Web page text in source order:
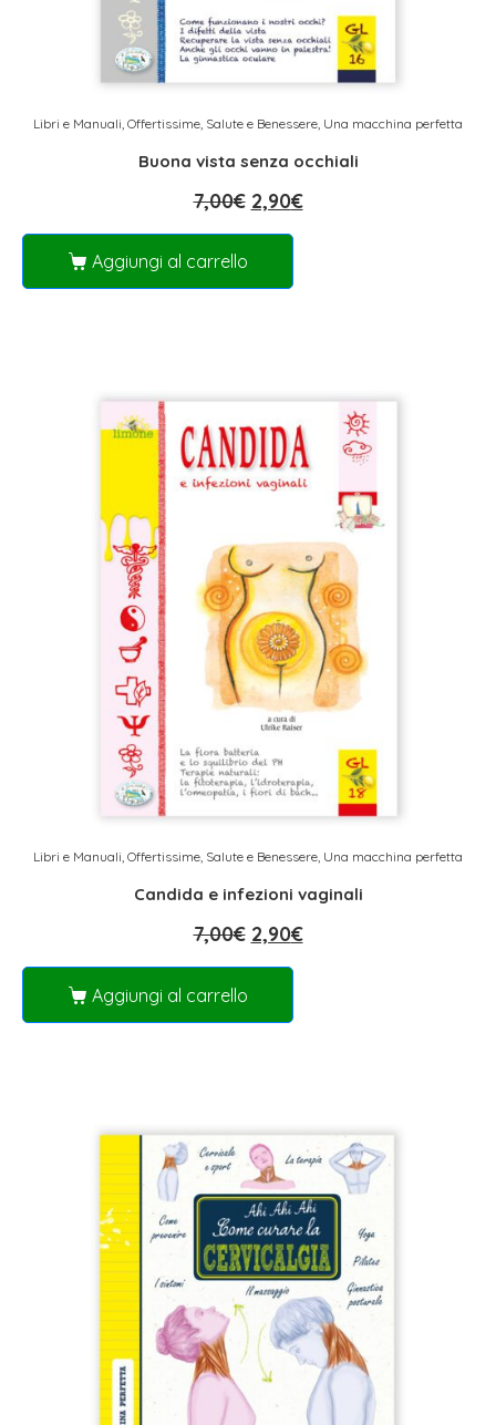
Libri e Manuali Offertissime Salute e Benessere Una macchina perfetta
Buona vista senza occhiali
7,00€ 2,90€
Aggiungi al carrello
Libri e Manuali, Offertissime, Salute e Benessere, Una macchina perfetta
Candida e infezioni vaginali
7,00€ 2,90€
Aggiungi al carrello